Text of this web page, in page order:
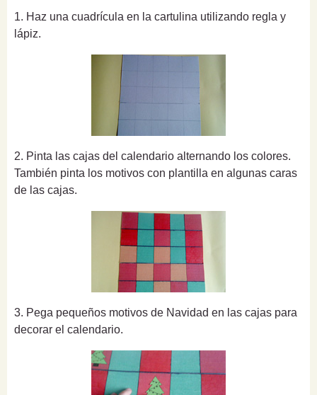
1. Haz una cuadrícula en la cartulina utilizando regla y
lápiz.
2. Pinta las cajas del calendario alternando los colores.
También pinta los motivos con plantilla en algunas caras
de las cajas.
3. Pega pequeños motivos de Navidad en las cajas para
decorar el calendario.